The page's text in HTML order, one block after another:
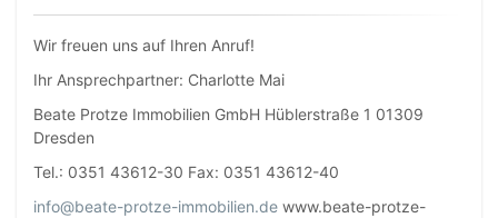
Wir freuen uns auf Ihren Anruf!
Ihr Ansprechpartner: Charlotte Mai
Beate Protze Immobilien GmbH Hüblerstraße 1 01309
Dresden
Tel.: 0351 43612-30 Fax: 0351 43612-40
info@beate-protze-immobilien.de www.beate-protze-